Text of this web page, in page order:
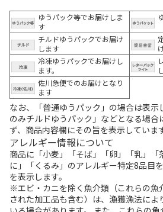
ゆうパック等でお届けしま
す
チルドゆうパックでお届け
します
冷凍ゆうパックでお届けし
ます。
佐川急便でのお届けとなり
ます
なお、「普通ゆうパック」の場合は表
のみチルドゆうパック」などとなる場合
ず、商品内容欄にその旨を表示しています
アレルギー情報について
商品に「小麦」「そば」「卵」「乳」「
に」「くるみ」のアレルギー特定8品目
を表示します。
※エビ・カニを除く魚介類（これらの魚
された加工品も含む）は、漁獲漁法によ